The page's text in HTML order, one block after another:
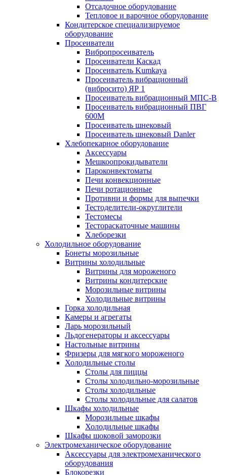
Отсадочное оборудование
Тепловое и варочное оборудование
Кондитерское специализируемое
оборудование
Просеиватели
Вибропросеиватель
Просеиватели Каскад
Просеиватель Kumkaya
Просеиватель вибрационный
(вибросито) ЯР 1
Просеиватель вибрационный МПС-В
Просеиватель вибрационный ПВГ
600М
Просеиватель шнековый
Просеиватель шнековый Danler
Хлебопекарное оборудование
Аксессуары
Мешкоопрокидыватели
Пароконвектоматы
Печи конвекционные
Печи ротационные
Противни и формы для выпечки
Тестоделители-округлители
Тестомесы
Тестораскаточные машины
Хлеборезки
Холодильное оборудование
Бонеты морозильные
Витрины холодильные
Витрины для мороженого
Витрины кондитерские
Морозильные витрины
Холодильные витрины
Горка холодильная
Камеры и агрегаты
Ларь морозильный
Льдогенераторы и аксессуары
Настольные витрины
Фризеры для мягкого мороженого
Холодильные столы
Столы для пиццы
Столы холодильно-морозильные
Столы холодильные
Столы холодильные для салатов
Шкафы холодильные
Mорозильные шкафы
Холодильные шкафы
Шкафы шоковой заморозки
Электромеханическое оборудование
Аксессуары для электромеханического
оборудования
Блокорезки